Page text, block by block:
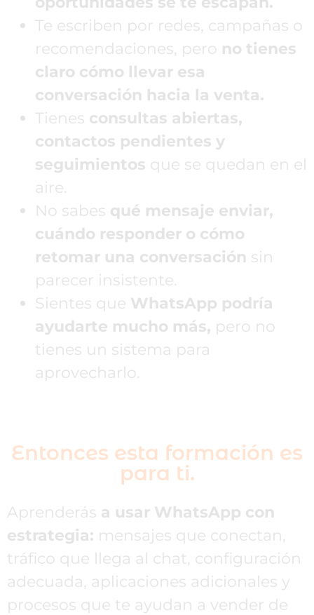
Te escriben por redes, campañas o
recomendaciones, pero no tienes
claro cómo llevar esa
conversación hacia la venta.
Tienes consultas abiertas,
contactos pendientes y
seguimientos que se quedan en el
aire.
No sabes qué mensaje enviar,
cuándo responder o cómo
retomar una conversación sin
parecer insistente.
Sientes que WhatsApp podría
ayudarte mucho más, pero no
tienes un sistema para
aprovecharlo.
Entonces esta formación es
para ti.
Aprenderás a usar WhatsApp con
estrategia: mensajes que conectan,
tráfico que llega al chat, configuración
adecuada, aplicaciones adicionales y
procesos que te ayudan a vender de